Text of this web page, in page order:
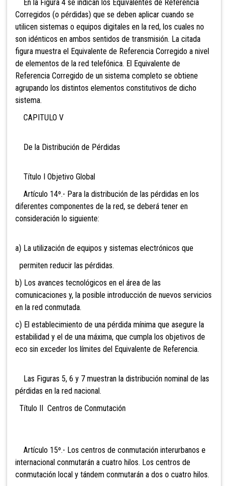
En la Figura 4 se indican los Equivalentes de Referencia
Corregidos (o pérdidas) que se deben aplicar cuando se
utilicen sistemas o equipos digitales en la red, los cuales no
son idénticos en ambos sentidos de transmisión. La citada
figura muestra el Equivalente de Referencia Corregido a nivel
de elementos de la red telefónica. El Equivalente de
Referencia Corregido de un sistema completo se obtiene
agrupando los distintos elementos constitutivos de dicho
sistema.
CAPITULO V
De la Distribución de Pérdidas
Título I Objetivo Global
Artículo 14º.- Para la distribución de las pérdidas en los
diferentes componentes de la red, se deberá tener en
consideración lo siguiente:
a) La utilización de equipos y sistemas electrónicos que
permiten reducir las pérdidas.
b) Los avances tecnológicos en el área de las
comunicaciones y, la posible introducción de nuevos servicios
en la red conmutada.
c) El establecimiento de una pérdida mínima que asegure la
estabilidad y el de una máxima, que cumpla los objetivos de
eco sin exceder los límites del Equivalente de Referencia.
Las Figuras 5, 6 y 7 muestran la distribución nominal de las
pérdidas en la red nacional.
Título II Centros de Conmutación
Artículo 15º.- Los centros de conmutación interurbanos e
internacional conmutarán a cuatro hilos. Los centros de
conmutación local y tándem conmutarán a dos o cuatro hilos.